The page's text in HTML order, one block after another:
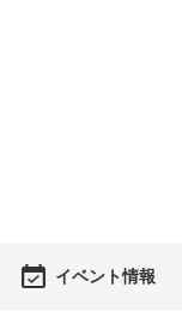
イベント情報